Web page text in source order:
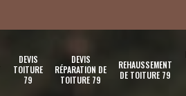
DEVIS
TOITURE
79
DEVIS
RÉPARATION DE
TOITURE 79
REHAUSSEMENT
DE TOITURE 79